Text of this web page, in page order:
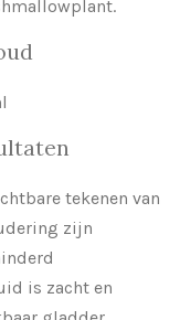
tekenen van
zijn
is zacht en